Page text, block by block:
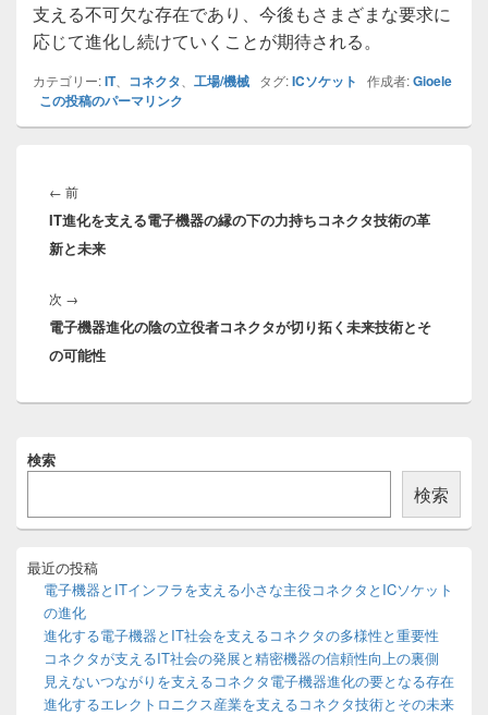
支える不可欠な存在であり、今後もさまざまな要求に
応じて進化し続けていくことが期待される。
カテゴリー:IT、 コネクタ 工場/機械 タグ:ICソケット 作成者:Gioele
この投稿のパーマリンク
稿
ナ
ビ
ゲ
シ
ョ
ン
← 前前
の
投
IT進化を支える電子機器の縁の下の力持ちコネクタ技術の革
新と未来
次 →
の
投
電子機器進化の陰の立役者コネクタが切り拓く未来技術とそ
の可能性
イ
イ
バ
検索
検索
最近の投稿
電子機器とITインフラを支える小さな主役コネクタとICソケット
の進化
進化する電子機器とIT社会を支えるコネクタの多様性と重要性
コネクタが支えるIT社会の発展と精密機器の信頼性向上の裏側
見えないつながりを支えるコネクタ電子機器進化の要となる存在
進化するエレクトロニクス産業を支えるコネクタ技術とその未来